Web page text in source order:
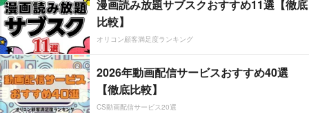
漫画読み放題サブスクおすすめ11選【徹底
比較】
オリコン顧客満足度ランキング
2026年動画配信サービスおすすめ40選
【徹底比較】
CS動画配信サービス20選